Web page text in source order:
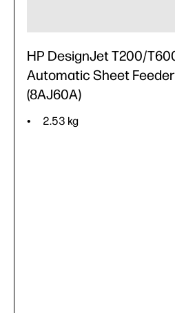
HP DesignJet T200/
Automatic Sheet Feeder
(8AJ60A)
2.53 kg